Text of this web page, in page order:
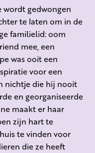
wordt gedwongen
te laten om in de
familielid: oom
mee, een
was ooit een
voor een
nichtje die hij nooit
en georganiseerde
maakt er haar
zijn hart te
te vinden voor
die ze heeft